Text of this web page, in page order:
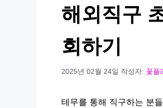
해외직구
회하기
2025년 02월 24일 작성자: 꽃플
테무를 통해 직구하는 분